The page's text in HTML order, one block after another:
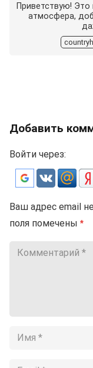
Приветствую!
атмосфера,
Добавить
Войти через:
Ваш адрес email
поля помечены *